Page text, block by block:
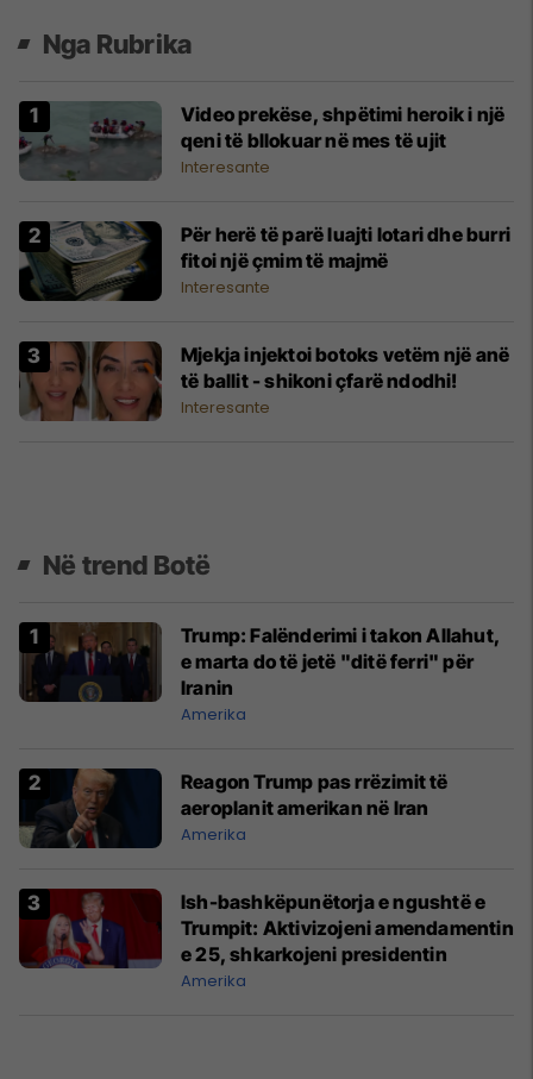
Nga Rubrika
Video prekëse, shpëtimi heroik i një
qeni të bllokuar në mes të ujit
Interesante
Për herë të parë luajti lotari dhe burri
fitoi një çmim të majmë
Interesante
Mjekja injektoi botoks vetëm një anë
të ballit - shikoni çfarë ndodhi!
Interesante
Në trend Botë
Trump: Falënderimi i takon Allahut,
e marta do të jetë "ditë ferri" për
Iranin
Amerika
Reagon Trump pas rrëzimit të
aeroplanit amerikan në Iran
Amerika
Ish-bashkëpunëtorja e ngushtë e
Trumpit: Aktivizojeni amendamentin
e 25, shkarkojeni presidentin
Amerika